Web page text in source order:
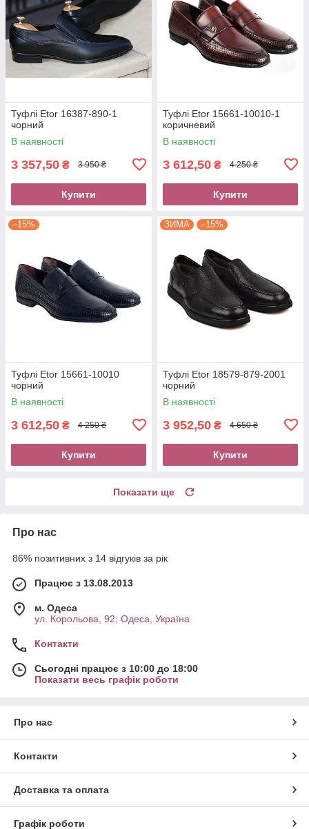
Туфлі Etor 16387-890-1
чорний
В наявності
3 357,50 ₴ 3 950 ₴
Купити
Туфлі Etor 15661-10010-1
коричневий
В наявності
3 612,50 ₴ 4 250 ₴
Купити
–15%
Туфлі Etor 15661-10010
чорний
В наявності
3 612,50 ₴ 4 250 ₴
Купити
ЗИМА –15%
Туфлі Etor 18579-879-2001
чорний
В наявності
3 952,50 ₴ 4 650 ₴
Купити
Показати ще
Про нас
86% позитивних з 14 відгуків за рік
Працює з 13.08.2013
м. Одеса
ул. Корольова, 92, Одеса, Україна
Контакти
Сьогодні працює з 10:00 до 18:00
Показати весь графік роботи
Про нас
Контакти
Доставка та оплата
Графік роботи